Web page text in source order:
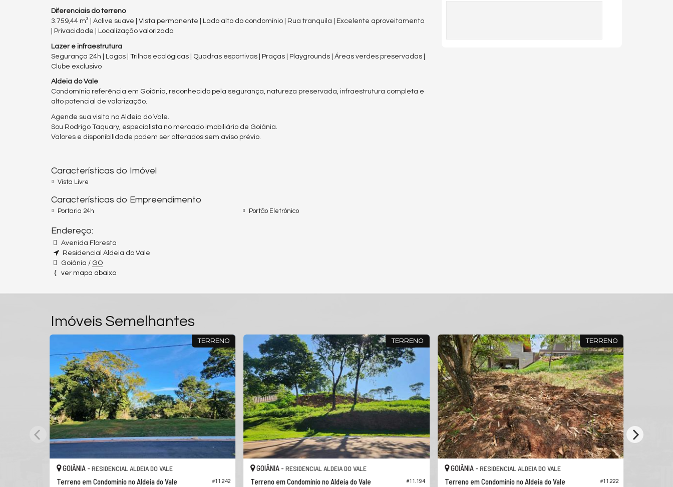
Diferenciais do terreno
3.759,44 m² | Aclive suave | Vista permanente | Lado alto do condomínio | Rua tranquila | Excelente aproveitamento
| Privacidade | Localização valorizada
Lazer e infraestrutura
Segurança 24h | Lagos | Trilhas ecológicas | Quadras esportivas | Praças | Playgrounds | Áreas verdes preservadas |
Clube exclusivo
Aldeia do Vale
Condomínio referência em Goiânia, reconhecido pela segurança, natureza preservada, infraestrutura completa e
alto potencial de valorização.
Agende sua visita no Aldeia do Vale.
Sou Rodrigo Taquary, especialista no mercado imobiliário de Goiânia.
Valores e disponibilidade podem ser alterados sem aviso prévio.
Características do Imóvel
Vista Livre
Características do Empreendimento
Portaria 24h Portão Eletrônico
Endereço:
Avenida Floresta
Residencial Aldeia do Vale
Goiânia / GO
ver mapa abaixo
Imóveis Semelhantes
#11.222
TERRENO
#11.213
GOIÂNIA -RESIDENCIAL ALDEIA DO VALE
Terreno em Condomínio no Aldeia do Vale
TERRENO
#11.221
GOIÂNIA -RESIDENCIAL ALDEIA DO VALE
Terreno em Condomínio no Aldeia do Vale
TERRENO
GOIÂNIA -RESIDENCIAL ALDEIA DO VALE
Terreno em Condomínio no Aldeia do Vale